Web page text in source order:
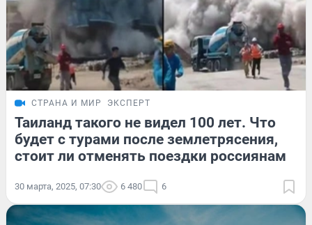
СТРАНА И МИР ЭКСПЕРТ
Таиланд такого не видел 100 лет. Что
будет с турами после землетрясения,
стоит ли отменять поездки россиянам
30 марта, 2025, 07:30 6 480 6